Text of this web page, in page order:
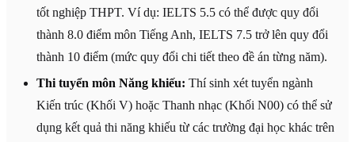
tốt nghiệp THPT. Ví dụ: IELTS 5.5 có thể được quy đổi
thành 8.0 điểm môn Tiếng Anh, IELTS 7.5 trở lên quy đổi
thành 10 điểm (mức quy đổi chi tiết theo đề án từng năm).
Thi tuyển môn Năng khiếu: Thí sinh xét tuyển ngành
Kiến trúc (Khối V) hoặc Thanh nhạc (Khối N00) có thể sử
dụng kết quả thi năng khiếu từ các trường đại học khác trên